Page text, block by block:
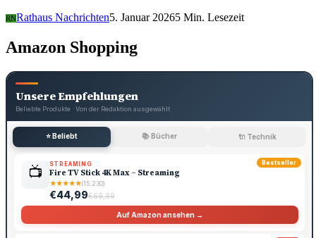
RNRathaus Nachrichten5. Januar 20265 Min. Lesezeit
Amazon Shopping
Unsere Empfehlungen
Beliebte Produkte · Von der Redaktion ausgewählt
⭐ Beliebt 📚 Bücher 🔌 Technik
Bestseller
📺 STREAMING
Fire TV Stick 4K Max – Streaming
★★★★★(15.230)
€44,99€69,99
Auf Amazon ansehen →